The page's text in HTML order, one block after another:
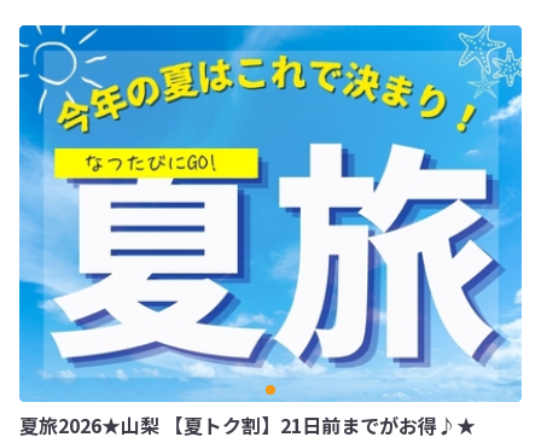
夏旅2026★山梨 【夏トク割】21日前までがお得♪★